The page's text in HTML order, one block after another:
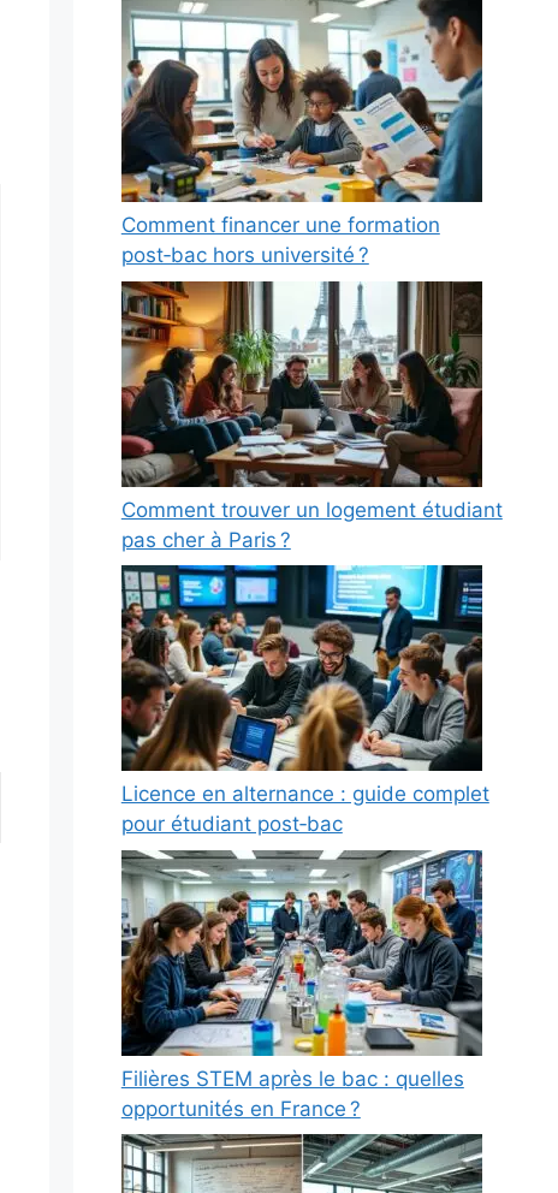
Comment financer une formation
post‑bac hors université ?
Comment trouver un logement étudiant
pas cher à Paris ?
Licence en alternance : guide complet
pour étudiant post‑bac
Filières STEM après le bac : quelles
opportunités en France ?